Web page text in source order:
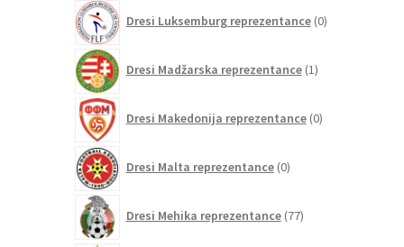
Dresi Luksemburg reprezentance 0izdelkov
Dresi Madžarska reprezentance 1izdelek
Dresi Makedonija reprezentance 0izdelkov
Dresi Malta reprezentance 0izdelkov
Dresi Mehika reprezentance 77izdelkov